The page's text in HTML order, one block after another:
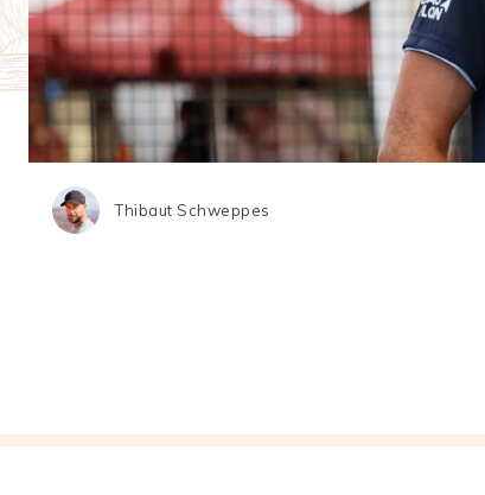
Thibaut Schweppes